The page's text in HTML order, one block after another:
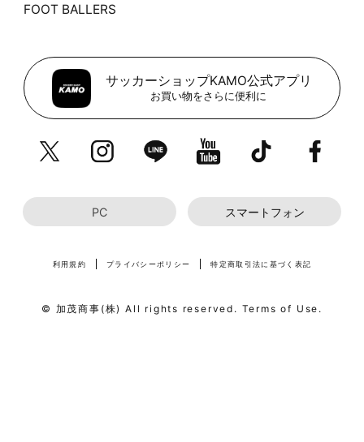
FOOT BALLERS
サッカーショップKAMO公式アプリ
お買い物をさらに便利に
PC スマートフォン
利用規約 プライバシーポリシー 特定商取引法に基づく表記
© 加茂商事(株) All rights reserved. Terms of Use.